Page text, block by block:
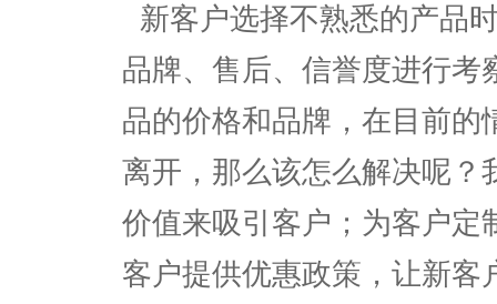
新客户选择不熟悉的产品
品牌、售后、信誉度进行考
品的价格和品牌，在目前的
离开，那么该怎么解决呢？
价值来吸引客户；为客户定
客户提供优惠政策，让新客